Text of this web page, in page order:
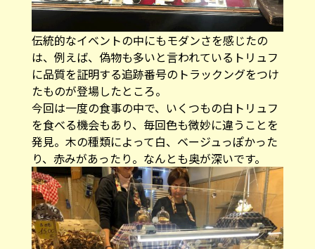
伝統的なイベントの中にもモダンさを感じたの
は、例えば、偽物も多いと言われているトリュフ
に品質を証明する追跡番号のトラックングをつけ
たものが登場したところ。
今回は一度の食事の中で、いくつもの白トリュフ
を食べる機会もあり、毎回色も微妙に違うことを
発見。木の種類によって白、ベージュっぽかった
り、赤みがあったり。なんとも奥が深いです。